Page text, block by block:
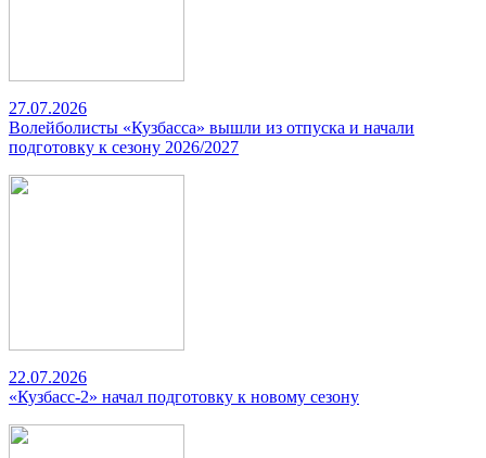
27.07.2026
Волейболисты «Кузбасса» вышли из отпуска и начали
подготовку к сезону 2026/2027
22.07.2026
«Кузбасс-2» начал подготовку к новому сезону